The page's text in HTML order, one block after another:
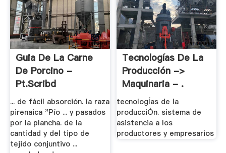
Guia De La Carne
De Porcino -
Pt.scribd
... de fácil absorción. la raza
pirenaica "Pío ... y pasados
por la plancha. de la
cantidad y del tipo de
tejido conjuntivo ...
Tecnologías De La
Producción ->
Maquinaria - .
tecnologÍas de la
producciÓn. sistema de
asistencia a los
productores y empresarios